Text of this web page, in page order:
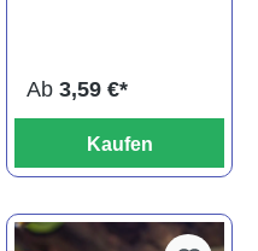
Ab 3,59 €*
Kaufen